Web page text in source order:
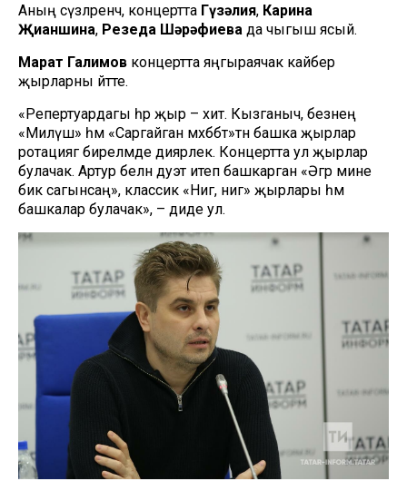
Аның сүзләренчә, концертта Гүзәлия, Карина
Җиһаншина, Резеда Шәрәфиева да чыгыш ясый.
Марат Галимов концертта яңгыраячак кайбер
җырларны әйтте.
«Репертуардагы һәр җыр – хит. Кызганыч, безнең
«Миләүшә» һәм «Саргайган мәхәббәт»тән башка җырлар
ротациягә бирелмәде диярлек. Концертта ул җырлар
булачак. Артур белән дуэт итеп башкарган «Әгәр мине
бик сагынсаң», классик «Нигә, нигә» җырлары һәм
башкалар булачак», – диде ул.